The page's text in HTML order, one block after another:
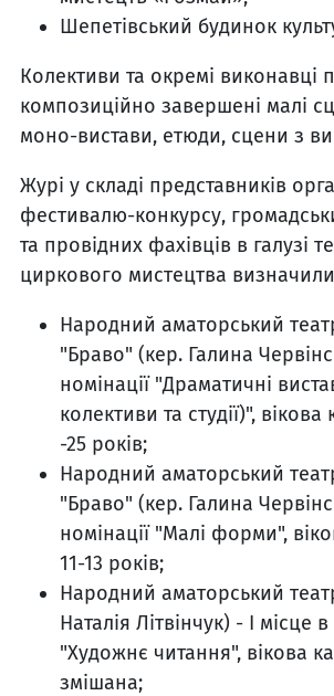
Шепетівський будинок
Колективи та окремі виконавці
композиційно завершені малі
моно-вистави, етюди, сцени з
Журі у складі представників
фестивалю-конкурсу,
та провідних фахівців в галузі
циркового мистецтва
Народний аматорський
"Браво" (кер. Галина
номінації "Драматичні
колективи та студії)", вікова
-25 років;
Народний аматорський
"Браво" (кер. Галина
номінації "Малі форми",
11-13 років;
Народний аматорський
Наталія Літвінчук) - І місце
"Художнє читання", вікова
змішана;